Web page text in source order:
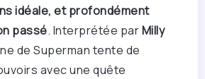
idéale, et profondément
passé. Interprétée parMilly
de Superman tente de
avec une quête